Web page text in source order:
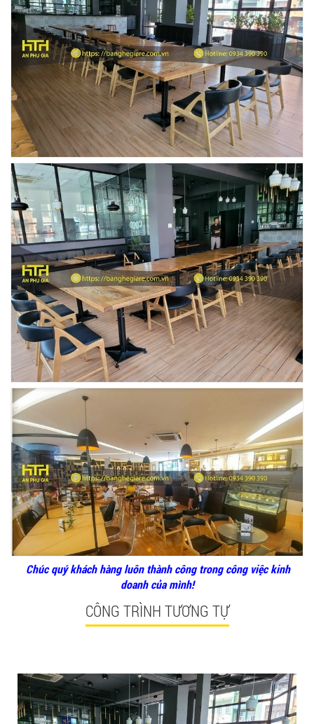
Chúc quý khách hàng luôn thành công trong công việc kinh
doanh của mình!
CÔNG TRÌNH TƯƠNG TỰ
Ghế Ăn nhập khẩu ELLA - Mã SP: GNK05
Liên hệ
BÀN BAR BEER CLUB BCF SX GIÁ RẺ - MÃ SỐ:
GHẾ EAMES - GHẾ NHỰA CAFE CHÂN GỖ GIÁ RẺ